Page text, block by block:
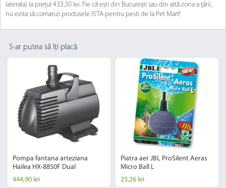
laterala) la prețul 433,30 lei. Fie că ești din București sau din altă zona a țării,
nu ezita să comanzi produsele ISTA pentru pesti de la Pet Mart!
S-ar putea să îți placă
Pompa fantana arteziana
Hailea HX-8850F Dual
444,90 lei
Piatra aer JBL ProSilent Aeras
Micro Ball L
25,26 lei